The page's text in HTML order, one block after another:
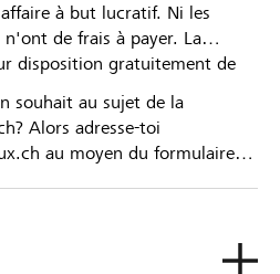
à but lucratif. Ni les
de frais à payer. La
disposition gratuitement de
souhait au sujet de la
Alors adresse-toi
au moyen du formulaire